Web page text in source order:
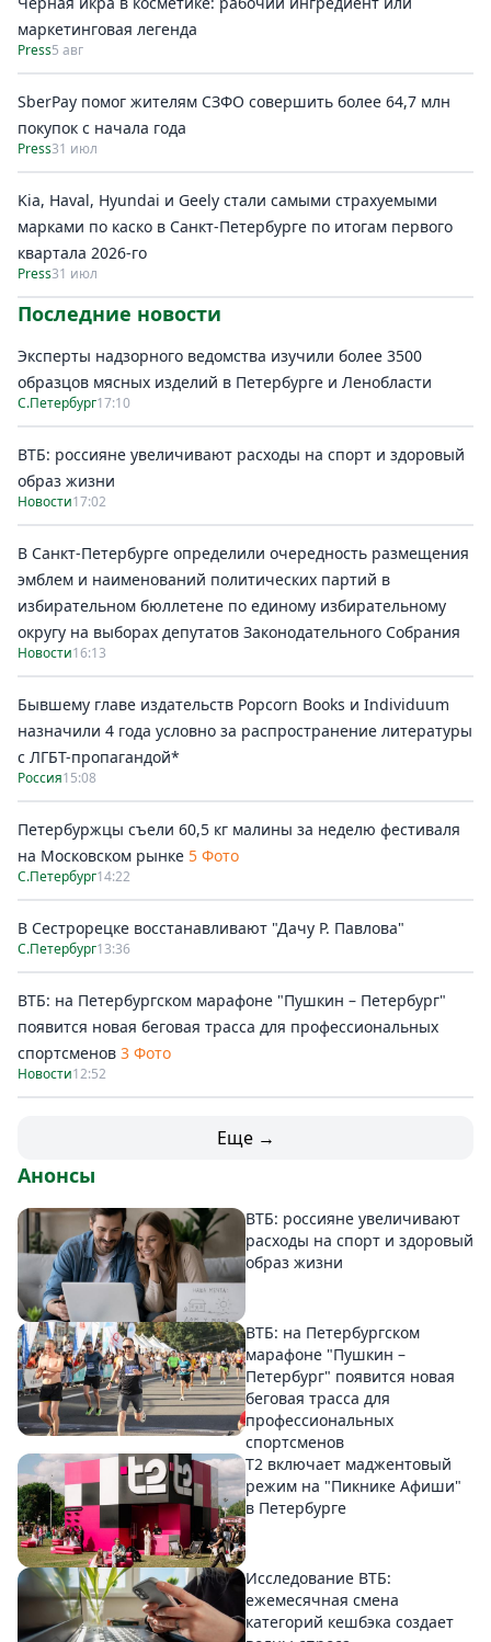
маркетинговая легенда
Press5 авг
SberPay помог жителям СЗФО совершить более 64,7 млн
покупок c начала года
Press31 июл
Kia, Haval, Hyundai и Geely стали самыми страхуемыми
марками по каско в Санкт-Петербурге по итогам первого
квартала 2026-го
Press31 июл
Последние новости
Эксперты надзорного ведомства изучили более 3500
образцов мясных изделий в Петербурге и Ленобласти
С.Петербург17:10
ВТБ: россияне увеличивают расходы на спорт и здоровый
образ жизни
Новости17:02
В Санкт-Петербурге определили очередность размещения
эмблем и наименований политических партий в
избирательном бюллетене по единому избирательному
округу на выборах депутатов Законодательного Собрания
Новости16:13
Бывшему главе издательств Popcorn Books и Individuum
назначили 4 года условно за распространение литературы
с ЛГБТ-пропагандой*
Россия15:08
Петербуржцы съели 60,5 кг малины за неделю фестиваля
на Московском рынке 5 Фото
С.Петербург14:22
В Сестрорецке восстанавливают "Дачу Р. Павлова"
С.Петербург13:36
ВТБ: на Петербургском марафоне "Пушкин – Петербург"
появится новая беговая трасса для профессиональных
спортсменов 3 Фото
Новости12:52
Еще →
Анонсы
ВТБ: россияне увеличивают
расходы на спорт и здоровый
образ жизни
ВТБ: на Петербургском
марафоне "Пушкин –
Петербург" появится новая
беговая трасса для
профессиональных
спортсменов
Т2 включает маджентовый
режим на "Пикнике Афиши"
в Петербурге
Исследование ВТБ:
ежемесячная смена
категорий кешбэка создает